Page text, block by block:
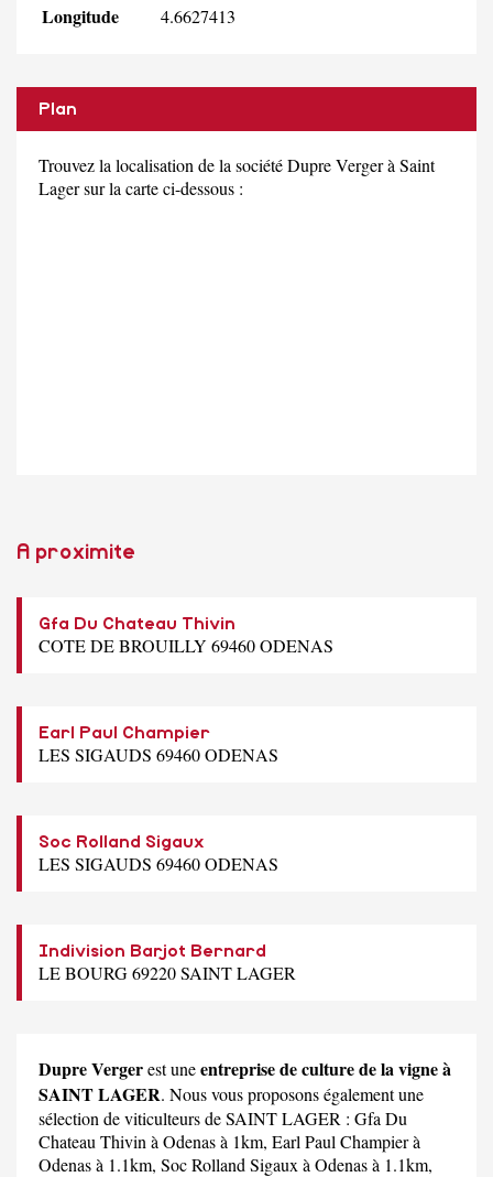
Longitude 4.6627413
Plan
Trouvez la localisation de la société Dupre Verger à Saint
Lager sur la carte ci-dessous :
A proximite
Gfa Du Chateau Thivin
COTE DE BROUILLY 69460 ODENAS
Earl Paul Champier
LES SIGAUDS 69460 ODENAS
Soc Rolland Sigaux
LES SIGAUDS 69460 ODENAS
Indivision Barjot Bernard
LE BOURG 69220 SAINT LAGER
Dupre Vergerest uneentreprise de culture de la vigne à
SAINT LAGER. Nous vous proposons également une
sélection de viticulteurs de SAINT LAGER : Gfa Du
Chateau Thivin à Odenas à 1km, Earl Paul Champierà
Odenas à 1.1km, Soc Rolland Sigaux à Odenas à 1.1km,